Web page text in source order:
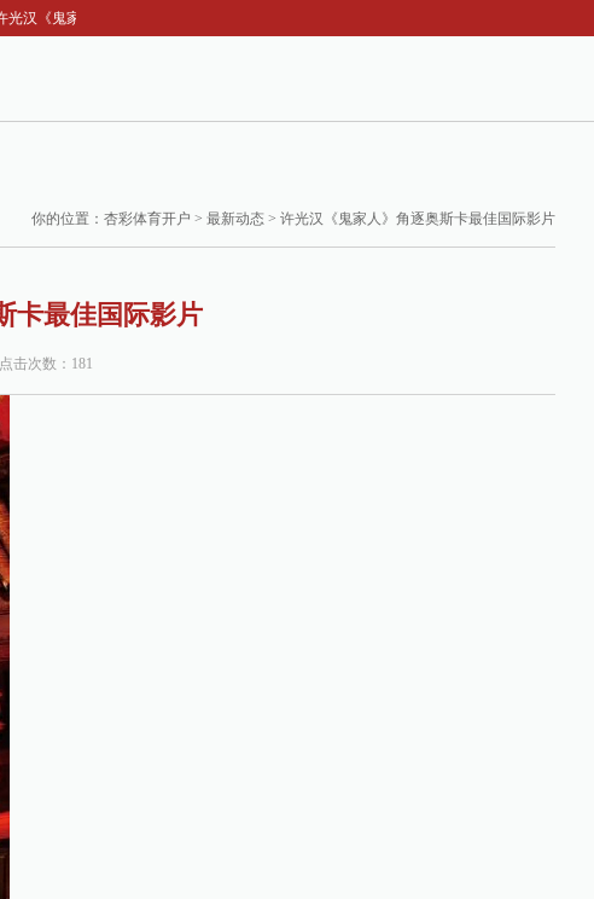
汉《鬼家人》角逐奥斯卡最佳国际影片
你的位置： 杏彩体育开户 > 最新动态 > 许光汉《鬼家人》角逐奥斯卡最佳国际影片
卡最佳国际影片
击次数：181